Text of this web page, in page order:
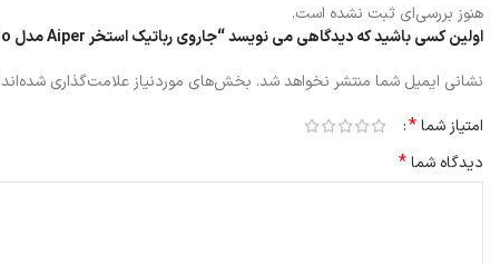
هنوز بررسی‌ای ثبت نشده است.
اولین کسی باشید که دیدگاهی می نویسد “جاروی رباتیک استخر Aiper مدل Seagull Pro”
نشانی ایمیل شما منتشر نخواهد شد. بخش‌های موردنیاز علامت‌گذاری شده‌اند
امتیاز شما*
دیدگاه شما*